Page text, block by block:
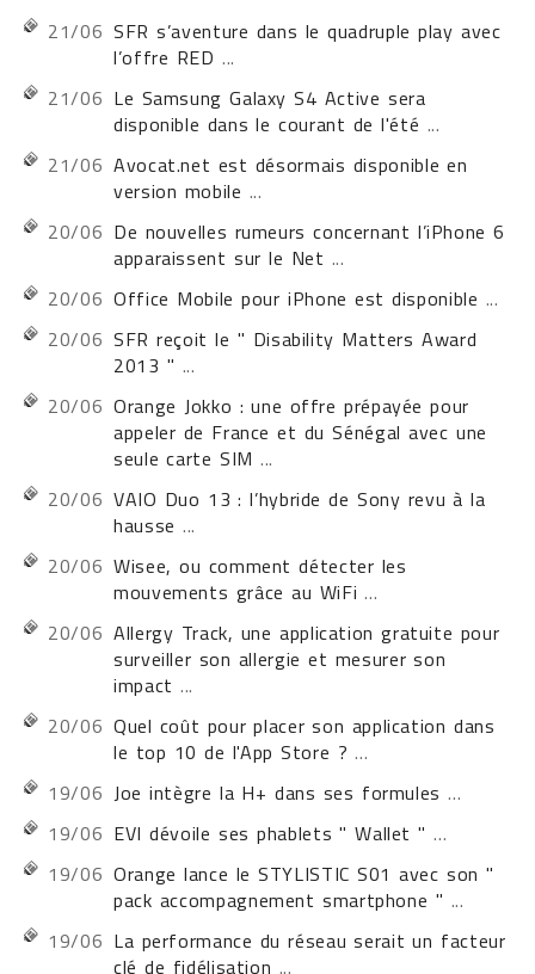
21/06 SFR s’aventure dans le quadruple play avec
l’offre RED ...
21/06 Le Samsung Galaxy S4 Active sera
disponible dans le courant de l'été ...
21/06 Avocat.net est désormais disponible en
version mobile ...
20/06 De nouvelles rumeurs concernant l’iPhone 6
apparaissent sur le Net ...
20/06 Office Mobile pour iPhone est disponible ...
20/06 SFR reçoit le " Disability Matters Award
2013 " ...
20/06 Orange Jokko : une offre prépayée pour
appeler de France et du Sénégal avec une
seule carte SIM...
20/06 VAIO Duo 13 : l’hybride de Sony revu à la
hausse ...
20/06 Wisee, ou comment détecter les
mouvements grâce au WiFi ...
20/06 Allergy Track, une application gratuite pour
surveiller son allergie et mesurer son
impact ...
20/06 Quel coût pour placer son application dans
le top 10 de l'App Store ? ...
19/06 Joe intègre la H+ dans ses formules ...
19/06 EVI dévoile ses phablets " Wallet " ...
19/06 Orange lance le STYLISTIC S01 avec son "
pack accompagnement smartphone " ...
19/06 La performance du réseau serait un facteur
clé de fidélisation ...